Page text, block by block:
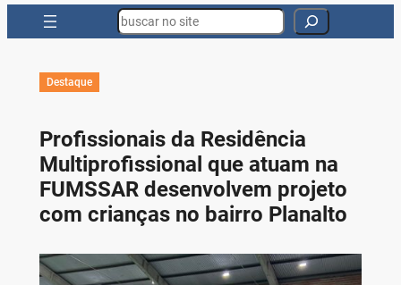
Search
Destaque
Profissionais da Residência
Multiprofissional que atuam na
FUMSSAR desenvolvem projeto
com crianças no bairro Planalto